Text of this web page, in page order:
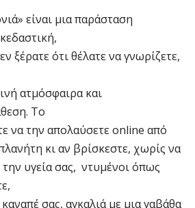
είναι μια παράσταση
ξέρατε ότι θέλατε να γνωρίζετε,
ατμόσφαιρα και
Το
να την απολαύσετε online από
κι αν βρίσκεστε, χωρίς να
υγεία σας, ντυμένοι όπως
σας, αγκαλιά με μια γαβάθα